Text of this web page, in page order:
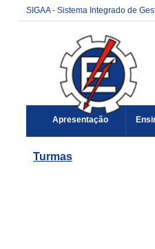
SIGAA - Sistema Integrado de
Apresentação
Turmas